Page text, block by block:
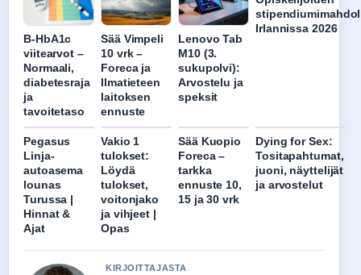
B-HbA1c
viitearvot –
Normaali,
diabetesraja
ja
tavoitetaso
Sää Vimpeli
10 vrk –
Foreca ja
Ilmatieteen
laitoksen
ennuste
Lenovo Tab
M10 (3.
sukupolvi):
Arvostelu ja
speksit
Irlannissa 2026
Pegasus
Linja-
autoasema
lounas
Turussa |
Hinnat &
Ajat
Vakio 1
tulokset:
Löydä
tulokset,
voitonjako
ja vihjeet |
Opas
Sää Kuopio
Foreca –
tarkka
ennuste 10,
15 ja 30 vrk
Dying for Sex:
Tositapahtumat,
juoni, näyttelijät
ja arvostelut
KIRJOITTAJASTA